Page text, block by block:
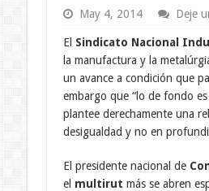
May 4, 2014 Deje
El Sindicato Nacional
la manufactura y la
un avance a condición que
embargo que “lo de fondo
plantee derechamente una
desigualdad y no en
El presidente nacional de
el multirut más se abren